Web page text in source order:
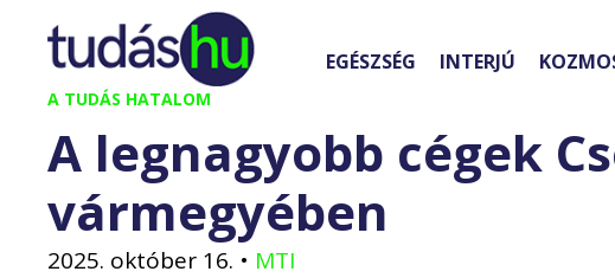
Kilépés
tartalomba
A TUDÁS HATALOM
EGÉSZSÉG INTERJÚ
A legnagyobb cégek
vármegyében
2025. október 16. • MTI